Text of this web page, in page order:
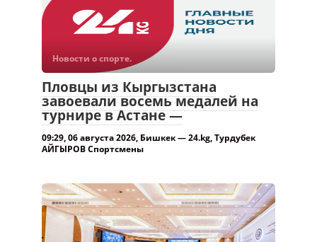
Новости о спорте.
Пловцы из Кыргызстана
завоевали восемь медалей на
турнире в Астане —
09:29, 06 августа 2026, Бишкек — 24.kg, Турдубек
АЙГЫРОВ Спортсмены